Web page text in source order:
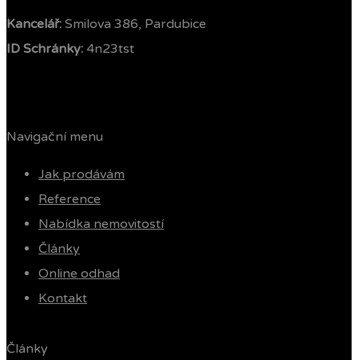
Kancelář: Smilova 386, Pardubice
ID Schránky: 4n23tst
Navigační menu
Jak prodávám
Reference
Nabídka nemovitostí
Články
Online odhad
Kontakt
Články